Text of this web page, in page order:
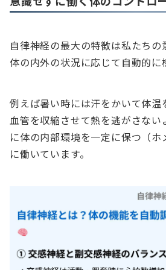
自律神経の最大の特徴は私たちの
体の内外の状況に応じて自動的に
例えば暑い時には汗をかいて体温
血管を収縮させて熱を逃がさない
に体の内部環境を一定に保つ（ホ
に働いています。